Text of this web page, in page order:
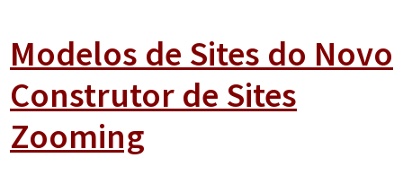
Modelos de Sites do Novo
Construtor de Sites
Zooming